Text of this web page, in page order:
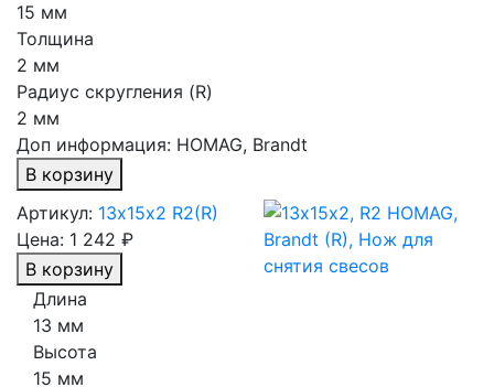
15 мм
Толщина
2 мм
Радиус скругления (R)
2 мм
Доп информация: HOMAG, Brandt
В корзину
Артикул: 13х15х2 R2(R)
Цена: 1 242 ₽
В корзину
Длина
13 мм
Высота
15 мм